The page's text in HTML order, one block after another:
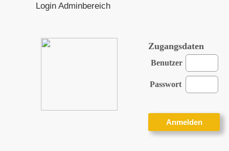
Login Adminbereich
Zugangsdaten
Benutzer
Passwort